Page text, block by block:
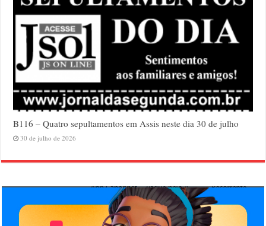
B116 – Quatro sepultamentos em Assis neste dia 30 de julho
30 de julho de 2026